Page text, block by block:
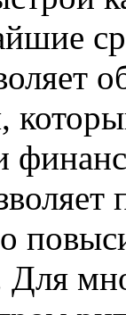
Для